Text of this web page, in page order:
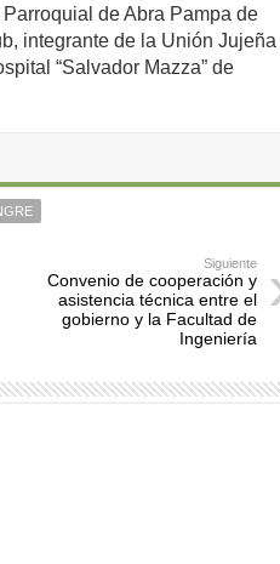
de Abra Pampa de
integrante de la Unión Jujeña
“Salvador Mazza” de
Siguiente
Convenio de cooperación y
asistencia técnica entre el
gobierno y la Facultad de
Ingeniería